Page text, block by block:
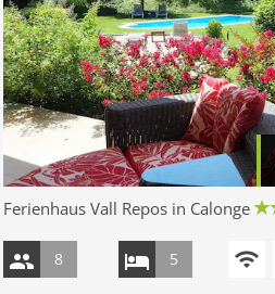
Ferienhaus Vall Repos in Calonge
8 5